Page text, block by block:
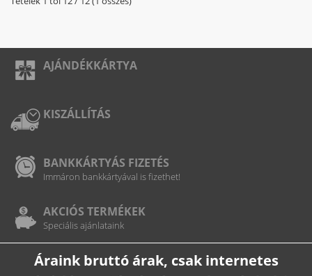
AJÁNDÉKKÁRTYA
KISZÁLLÍTÁS
BANKKÁRTYÁS FIZETÉS
Immáron bankkártyával is fizethet!
AKCIÓS TERMÉKEK
Speciális ajánlataink
Áraink bruttó árak, csak internetes